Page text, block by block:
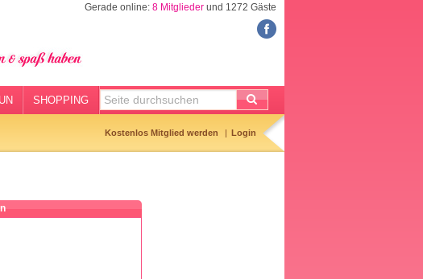
Gerade online: 8 Mitglieder und 1272 Gäste
SHOPPING
Kostenlos Mitglied werden Login